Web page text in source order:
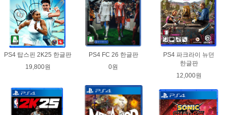
PS4 탑스핀 2K25 한글판
19,800원
PS4 FC 26 한글판
0원
PS4 파크라이 뉴던
한글판
12,000원